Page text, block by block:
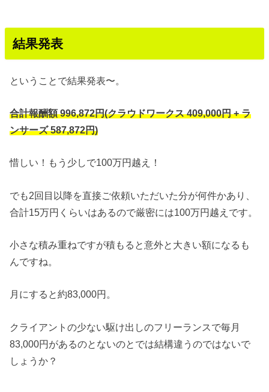
結果発表
ということで結果発表〜。
合計報酬額 996,872円(クラウドワークス 409,000円 + ラ
ンサーズ 587,872円)
惜しい！もう少しで100万円越え！
でも2回目以降を直接ご依頼いただいた分が何件かあり、
合計15万円くらいはあるので厳密には100万円越えです。
小さな積み重ねですが積もると意外と大きい額になるも
んですね。
月にすると約83,000円。
クライアントの少ない駆け出しのフリーランスで毎月
83,000円があるのとないのとでは結構違うのではないで
しょうか？